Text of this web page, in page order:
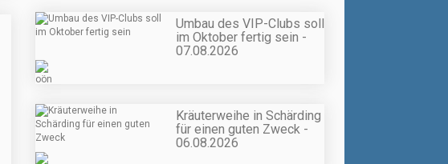
Umbau des VIP-Clubs soll
im Oktober fertig sein -
07.08.2026
Kräuterweihe in Schärding
für einen guten Zweck -
06.08.2026